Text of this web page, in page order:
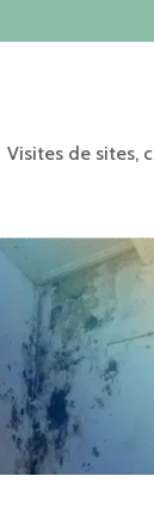
Visites de sites,